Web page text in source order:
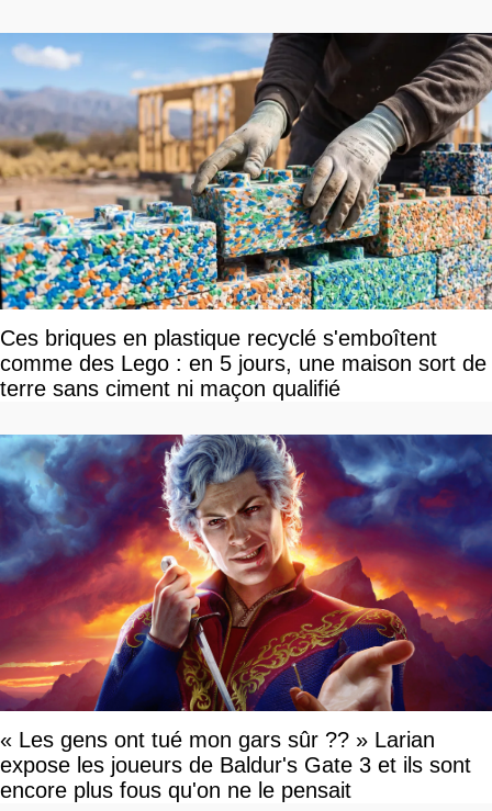
Ces briques en plastique recyclé s'emboîtent
comme des Lego : en 5 jours, une maison sort de
terre sans ciment ni maçon qualifié
« Les gens ont tué mon gars sûr ?? » Larian
expose les joueurs de Baldur's Gate 3 et ils sont
encore plus fous qu'on ne le pensait